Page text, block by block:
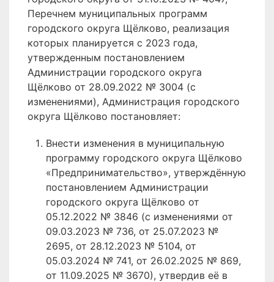
Перечнем муниципальных программ
городского округа Щёлково, реализация
которых планируется с 2023 года,
утвержденным постановлением
Администрации городского округа
Щёлково от 28.09.2022 № 3004 (с
изменениями), Администрация городского
округа Щёлково постановляет:
Внести изменения в муниципальную
программу городского округа Щёлково
«Предпринимательство», утверждённую
постановлением Администрации
городского округа Щёлково от
05.12.2022 № 3846 (с изменениями от
09.03.2023 № 736, от 25.07.2023 №
2695, от 28.12.2023 № 5104, от
05.03.2024 № 741, от 26.02.2025 № 869,
от 11.09.2025 № 3670), утвердив её в